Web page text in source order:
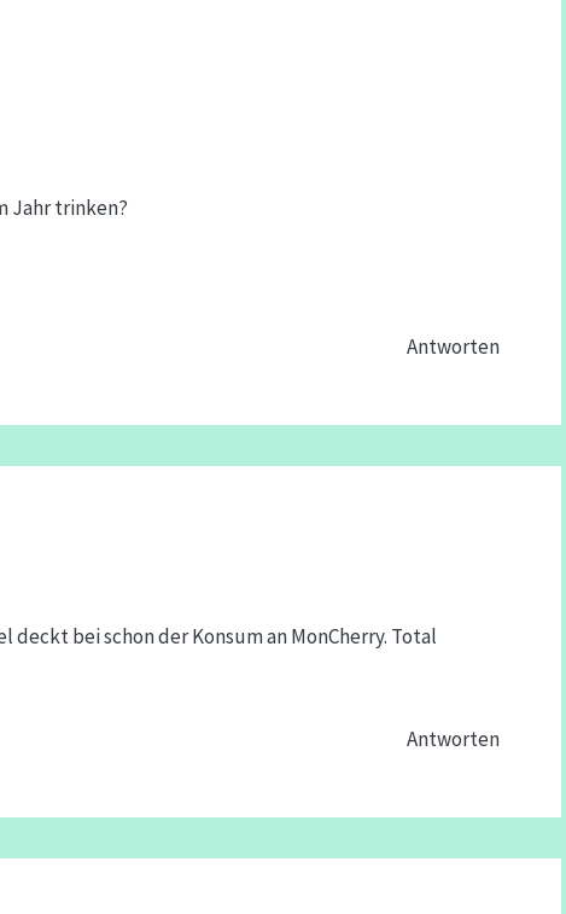
Jahr trinken?
Antworten
bei schon der Konsum an MonCherry. Total
Antworten